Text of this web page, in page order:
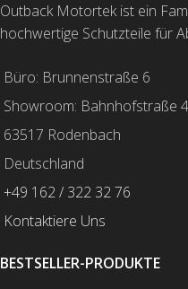
Outback Motortek ist ein
hochwertige Schutzteile für
Büro: Brunnenstraße 6
Showroom: Bahnhofstraße
63517 Rodenbach
Deutschland
+49 162 / 322 32 76
Kontaktiere Uns
BESTSELLER-PRODUKTE